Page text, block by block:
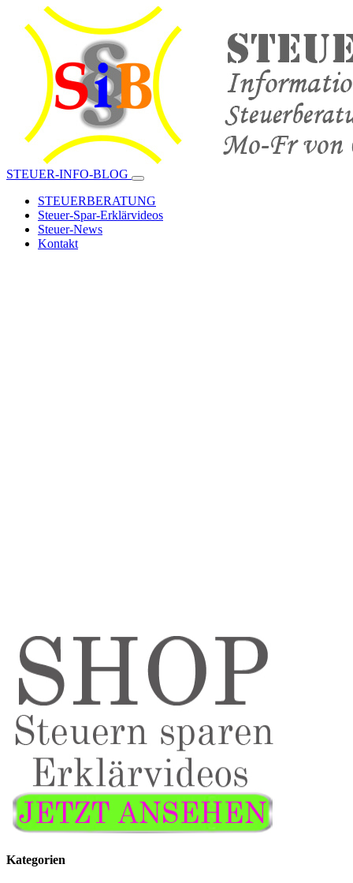
STEUER-INFO-BLOG
STEUERBERATUNG
Steuer-Spar-Erklärvideos
Steuer-News
Kontakt
Kategorien